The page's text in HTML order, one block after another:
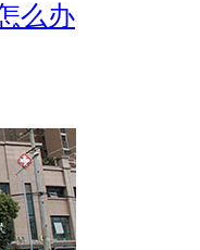
么办